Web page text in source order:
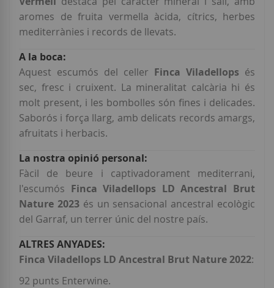
aromes de fruita vermella àcida, cítrics, herbes
mediterrànies i records de llevats.
Aquest escumós del celler Finca Viladellops és
sec, fresc i cruixent. La mineralitat calcària hi és
molt present, i les bombolles són fines i delicades.
Saborós i força llarg, amb delicats records amargs,
afruitats i herbacis.
Fàcil de beure i captivadorament mediterrani,
l'escumós Finca Viladellops LD Ancestral Brut
Nature 2023és un sensacional ancestral ecològic
del Garraf, un terrer únic del nostre país.
Finca Viladellops LD Ancestral Brut Nature 2022:
92 punts Enterwine.